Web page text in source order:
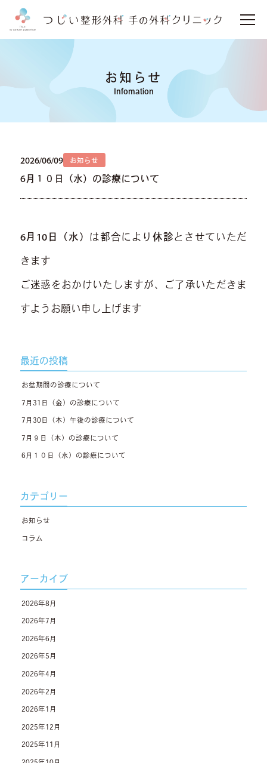
お知らせ
Infomation
2026/06/09 お知らせ
6月１０日（水）の診療について
6月10日（水） は都合により休診とさせていただ
きます
ご迷惑をおかけいたしますが、ご了承いただきま
すようお願い申し上げます
最近の投稿
お盆期間の診療について
7月31日（金）の診療について
7月30日（木）午後の診療について
7月９日（木）の診療について
6月１０日（水）の診療について
カテゴリー
お知らせ
コラム
アーカイブ
2026年8月
2026年7月
2026年6月
2026年5月
2026年4月
2026年2月
2026年1月
2025年12月
2025年11月